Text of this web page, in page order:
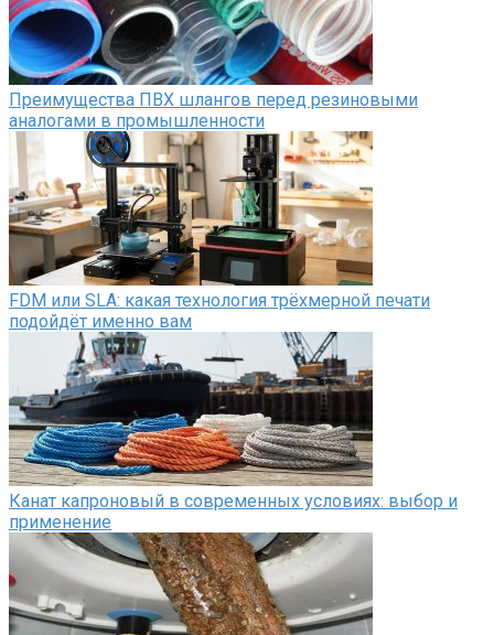
Преимущества ПВХ шлангов перед резиновыми
аналогами в промышленности
FDM или SLA: какая технология трёхмерной печати
подойдёт именно вам
Канат капроновый в современных условиях: выбор и
применение